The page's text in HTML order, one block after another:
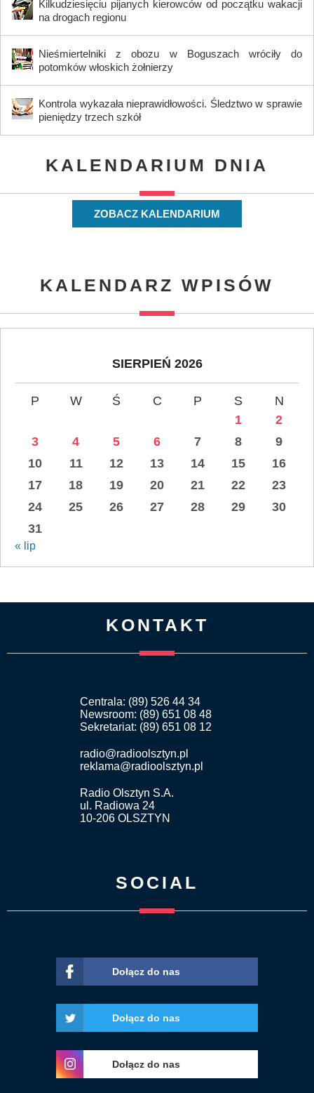
Kilkudziesięciu pijanych kierowców od początku wakacji
na drogach regionu
Nieśmiertelniki z obozu w Boguszach wróciły do
potomków włoskich żołnierzy
Kontrola wykazała nieprawidłowości. Śledztwo w sprawie
pieniędzy trzech szkół
KALENDARIUM DNIA
ZOBACZ KALENDARIUM
KALENDARZ WPISÓW
SIERPIEŃ 2026
P W Ś C P S
N
1
2
3
4 5 6 7 8
9
10
11 12 13 14 15
16
17
18 19 20 21 22
23
24
25 26 27 28 29
30
31
« lip
KONTAKT
Centrala: (89) 526 44 34
Newsroom: (89) 651 08 48
Sekretariat: (89) 651 08 12
radio@radioolsztyn.pl
reklama@radioolsztyn.pl
Radio Olsztyn S.A.
ul. Radiowa 24
10-206 OLSZTYN
SOCIAL
Dołącz do nas
Dołącz do nas
Dołącz do nas